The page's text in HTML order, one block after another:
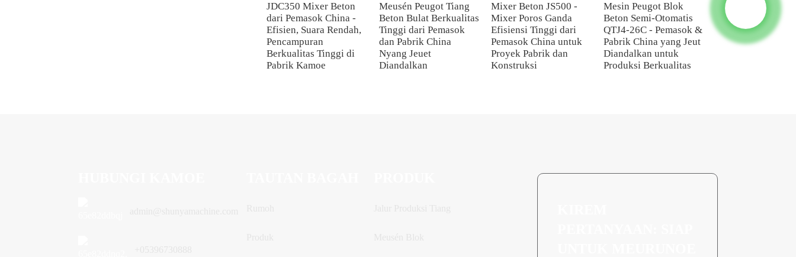
JDC350 Mixer Beton
dari Pemasok China -
Efisien, Suara Rendah,
Pencampuran
Berkualitas Tinggi di
Pabrik Kamoe
Meusén Peugot Tiang
Beton Bulat Berkualitas
Tinggi dari Pemasok
dan Pabrik China
Nyang Jeuet
Diandalkan
Mixer Beton JS500 -
Mixer Poros Ganda
Efisiensi Tinggi dari
Pemasok China untuk
Proyek Pabrik dan
Konstruksi
Mesin Peugot Blok
Beton Semi-Otomatis
QTJ4-26C - Pemasok &
Pabrik China yang Jeut
Diandalkan untuk
Produksi Berkualitas
China TDCM175-
Blender: Mixer
Drum Ringan dari
Pemasok